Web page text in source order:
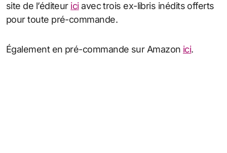
site de l’éditeur iciavec trois ex-libris inédits offerts
pour toute pré-commande.
Également en pré-commande sur Amazon ici.